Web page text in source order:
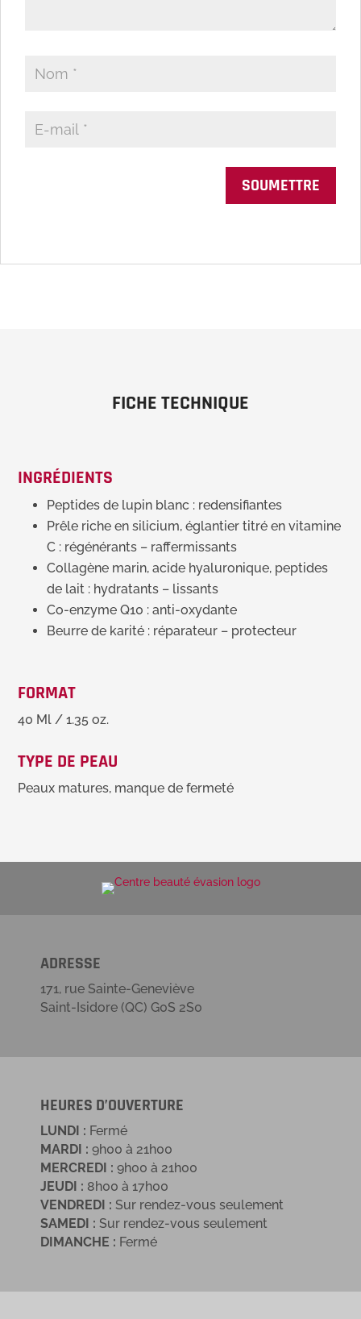
FICHE TECHNIQUE
INGRÉDIENTS
Peptides de lupin blanc : redensifiantes
Prêle riche en silicium, églantier titré en vitamine
C : régénérants – raffermissants
Collagène marin, acide hyaluronique, peptides
de lait : hydratants – lissants
Co-enzyme Q10 : anti-oxydante
Beurre de karité : réparateur – protecteur
FORMAT
40 Ml / 1.35 oz.
TYPE DE PEAU
Peaux matures, manque de fermeté
ADRESSE
171, rue Sainte-Geneviève
Saint-Isidore (QC) G0S 2S0
HEURES D’OUVERTURE
LUNDI : Fermé
MARDI : 9h00 à 21h00
MERCREDI : 9h00 à 21h00
JEUDI : 8h00 à 17h00
VENDREDI : Sur rendez-vous seulement
SAMEDI : Sur rendez-vous seulement
DIMANCHE : Fermé